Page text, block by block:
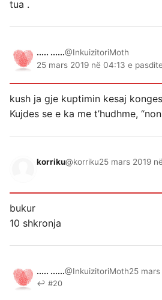
tua .
..... ......@InkuizitoriMoth
25 mars 2019 në 04:13 e
kush ja gje kuptimin kesaj
Kujdes se e ka me t’hudhme,
korriku@korriku25 mars 2019
bukur
10 shkronja
..... ......@InkuizitoriMoth25
↩ #20